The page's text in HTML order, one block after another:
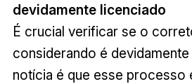
devidamente licenciado
É crucial verificar se o
considerando é
notícia é que esse processo